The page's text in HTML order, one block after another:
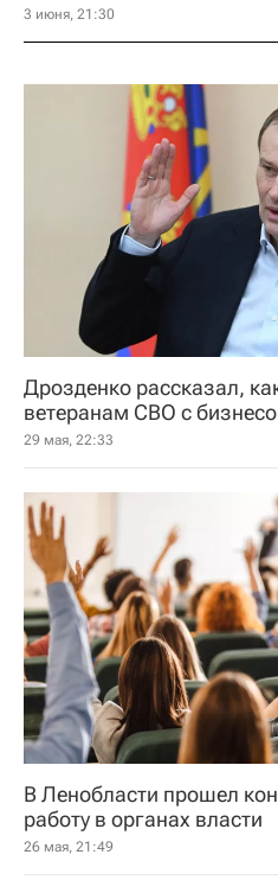
3 июня, 21:30
Дрозденко рассказал,
ветеранам СВО с
29 мая, 22:33
В Ленобласти прошел
работу в органах власти
26 мая, 21:49